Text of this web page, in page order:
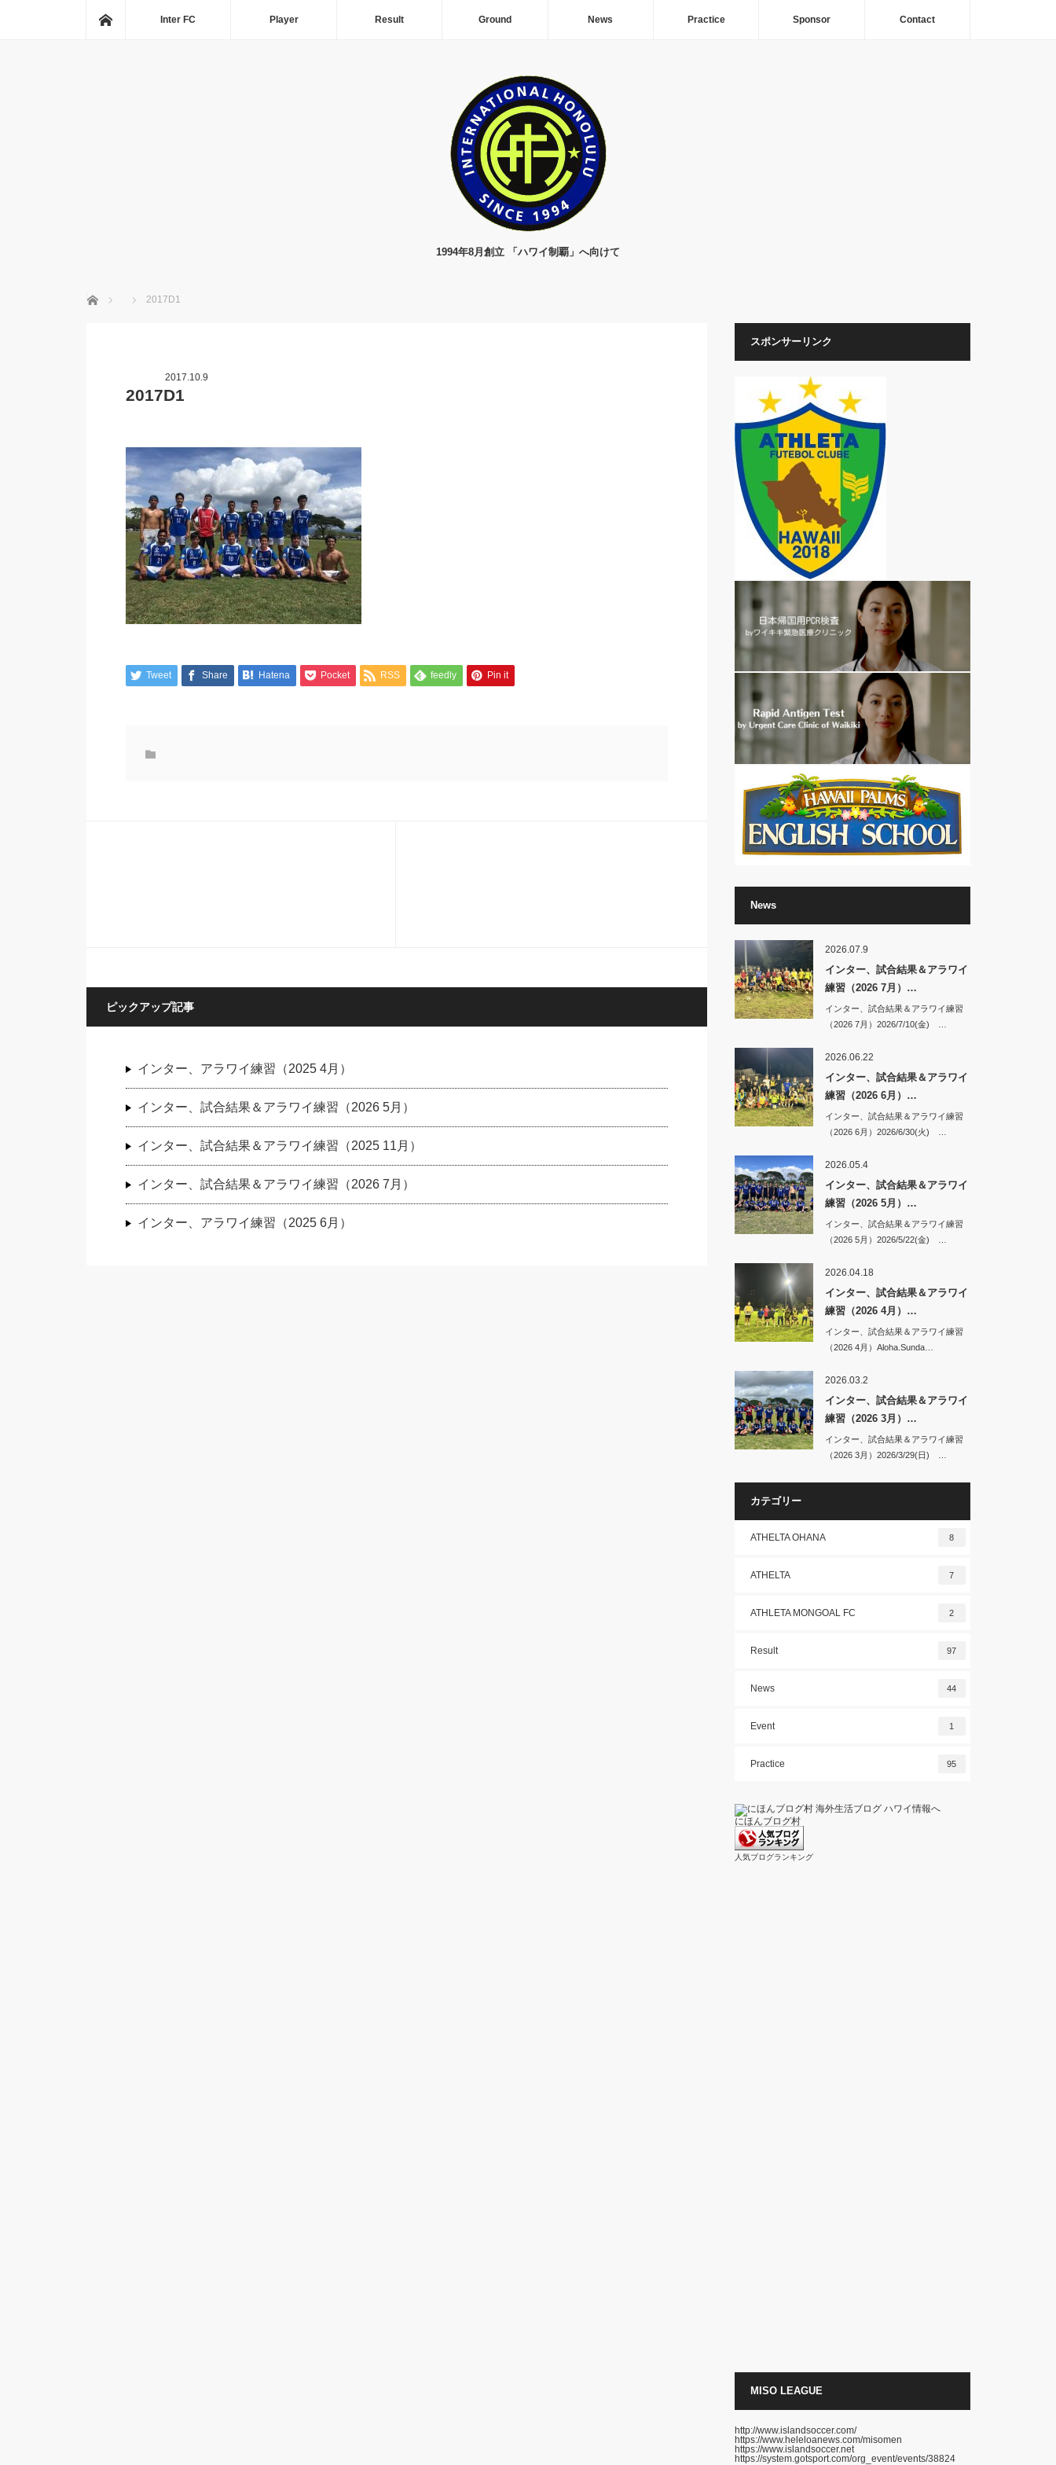
ホームInter FC Player Result Ground News Practice Sponsor Contact
1994年8月創立 「ハワイ制覇」へ向けて
ホーム 2017D1
2017.10.9
2017D1
Tweet Share Hatena Pocket RSS feedly Pin it
ピックアップ記事
インター、アラワイ練習（2025 4月）
インター、試合結果＆アラワイ練習（2026 5月）
インター、試合結果＆アラワイ練習（2025 11月）
インター、試合結果＆アラワイ練習（2026 7月）
インター、アラワイ練習（2025 6月）
スポンサーリンク
News
2026.07.9
インター、試合結果＆アラワイ
練習（2026 7月）…
インター、試合結果＆アラワイ練習
（2026 7月）2026/7/10(金) …
2026.06.22
インター、試合結果＆アラワイ
練習（2026 6月）…
インター、試合結果＆アラワイ練習
（2026 6月）2026/6/30(火) …
2026.05.4
インター、試合結果＆アラワイ
練習（2026 5月）…
インター、試合結果＆アラワイ練習
（2026 5月）2026/5/22(金) …
2026.04.18
インター、試合結果＆アラワイ
練習（2026 4月）…
インター、試合結果＆アラワイ練習
（2026 4月）Aloha.Sunda…
2026.03.2
インター、試合結果＆アラワイ
練習（2026 3月）…
インター、試合結果＆アラワイ練習
（2026 3月）2026/3/29(日) …
カテゴリー
ATHELTA OHANA 8
ATHELTA 7
ATHLETA MONGOAL FC 2
Result 97
News 44
Event 1
Practice 95
にほんブログ村
人気ブログランキング
MISO LEAGUE
http://www.islandsoccer.com/
https://www.heleloanews.com/misomen
https://www.islandsoccer.net
https://system.gotsport.com/org_event/events/38824